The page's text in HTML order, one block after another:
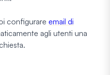
configurare email di
agli utenti una